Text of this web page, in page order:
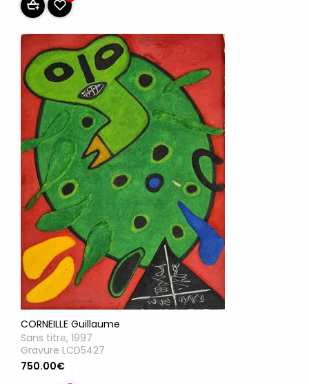
CORNEILLE Guillaume
Sans titre, 1997
Gravure LCD5427
750.00€